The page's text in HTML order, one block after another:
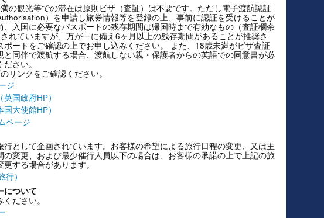
の観光等での滞在は原則ビザ（査証）は不要です。ただし電子渡航認証
）を申請し旅券情報等を登録の上、事前に認証を受けることが
入国に必要なパスポートの残存期間は帰国時まで有効なもの（査証欄余
れていますが、万が一に備え6ヶ月以上の残存期間があることが推奨さ
ポートをご確認の上でお申し込みください。 また、18歳未満がビザ査証
と同伴で渡航する場合、渡航しない親・保護者からの英語での同意書が必
さい。
リンクをご確認ください。
ジ
国政府HP）
大使館HP）
ページ
行として企画されています。お客様の希望による旅行日程の変更、又は主
の変更、および最少催行人員以下の場合は、お客様の承諾の上で上記の旅
する場合があります。
）
について
ださい。